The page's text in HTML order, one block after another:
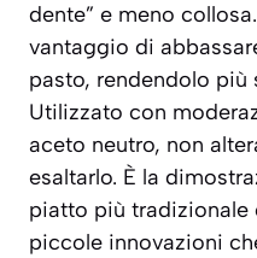
dente” e meno
vantaggio di
pasto, rendendolo più
Utilizzato con
aceto neutro, non
esaltarlo. È la
piatto più tradizionale
piccole innovazioni